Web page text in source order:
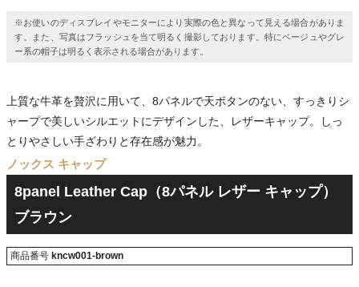
※お使いのディスプレイやモニターにより実際の色と異なって見える場合がありま
す。また、写真はフラッシュを当て明るく撮影しております。特にベージュやグレ
ー系の帽子は明るく表示される場合があります。
上質な牛革を贅沢に用いて、8パネルで天ボタンのない、すっきりシ
ャープで美しいシルエットにデザインした、レザーキャップ。しっ
とりやさしい手ざわりと存在感が魅力。
ノックス キャップ
8panel Leather Cap（8パネル レザー キャップ）
ブラウン
商品番号 kncw001-brown